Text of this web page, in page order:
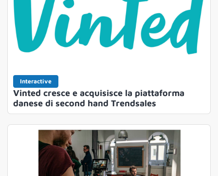
Interactive
Vinted cresce e acquisisce la piattaforma
danese di second hand Trendsales